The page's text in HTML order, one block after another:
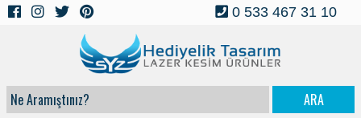
0 533 467 31 10